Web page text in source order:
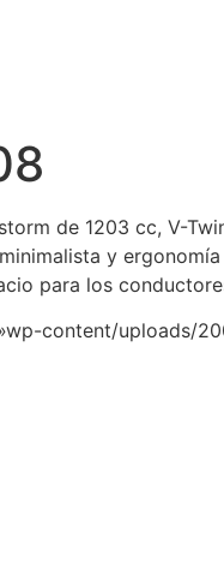
de 1203 cc, V-
y
para los
content/uploads/